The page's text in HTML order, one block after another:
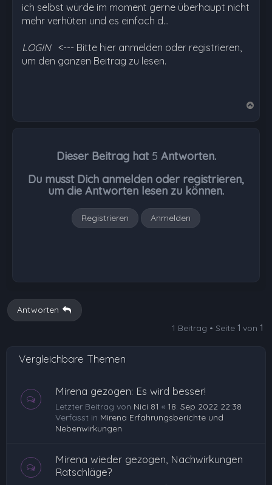
ich selbst würde im moment gerne überhaupt nicht
mehr verhüten und es einfach d…
LOGIN <--- Bitte hier anmelden oder registrieren,
um den ganzen Beitrag zu lesen.
Dieser Beitrag hat 5 Antworten.
Du musst Dich anmelden oder registrieren,
um die Antworten lesen zu können.
Registrieren Anmelden
Antworten
1 Beitrag • Seite 1 von 1
Vergleichbare Themen
Mirena gezogen: Es wird besser!
Letzter Beitrag von Nici 81 « 18. Sep 2022 22:38
Verfasst in Mirena Erfahrungsberichte und
Nebenwirkungen
Mirena wieder gezogen, Nachwirkungen
Ratschläge?